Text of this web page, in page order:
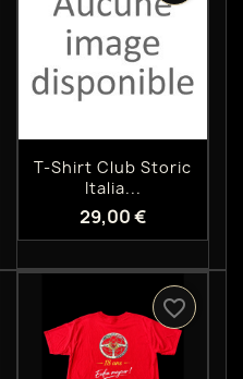
Aperçu rapide
T-Shirt Club Storic
Italia...
29,00 €
favorite_border